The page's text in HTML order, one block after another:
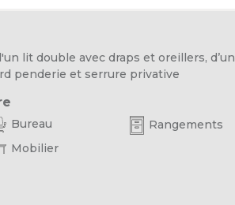
lit double avec draps et oreillers, d’un
penderie et serrure privative
Bureau
Rangements
Mobilier